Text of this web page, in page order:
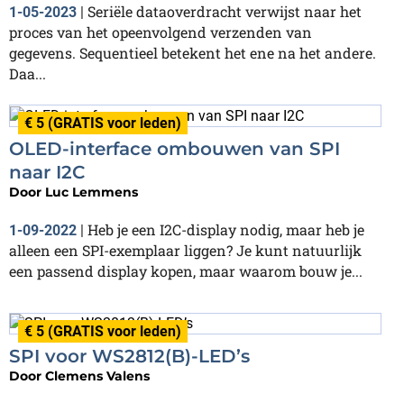
1-05-2023 | Seriële dataoverdracht verwijst naar het
proces van het opeenvolgend verzenden van
gegevens. Sequentieel betekent het ene na het andere.
Daa...
€ 5 (GRATIS voor leden)
OLED-interface ombouwen van SPI
naar I2C
Door Luc Lemmens
1-09-2022 | Heb je een I2C-display nodig, maar heb je
alleen een SPI-exemplaar liggen? Je kunt natuurlijk
een passend display kopen, maar waarom bouw je...
€ 5 (GRATIS voor leden)
SPI voor WS2812(B)-LED’s
Door Clemens Valens